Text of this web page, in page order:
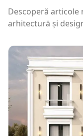
Descoperă articole
arhitectură și